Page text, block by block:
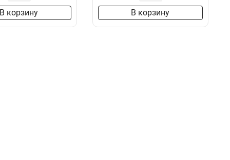
В корзину В корзину